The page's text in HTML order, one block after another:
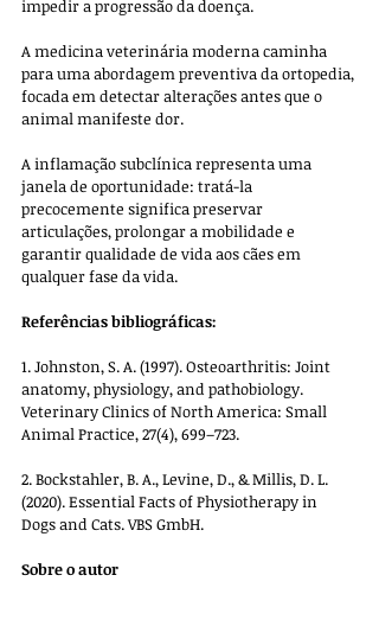
impedir a progressão da doença.
A medicina veterinária moderna caminha
para uma abordagem preventiva da ortopedia,
focada em detectar alterações antes que o
animal manifeste dor.
A inflamação subclínica representa uma
janela de oportunidade: tratá-la
precocemente significa preservar
articulações, prolongar a mobilidade e
garantir qualidade de vida aos cães em
qualquer fase da vida.
Referências bibliográficas:
1. Johnston, S. A. (1997). Osteoarthritis: Joint
anatomy, physiology, and pathobiology.
Veterinary Clinics of North America: Small
Animal Practice, 27(4), 699–723.
2. Bockstahler, B. A., Levine, D., & Millis, D. L.
(2020). Essential Facts of Physiotherapy in
Dogs and Cats. VBS GmbH.
Sobre o autor